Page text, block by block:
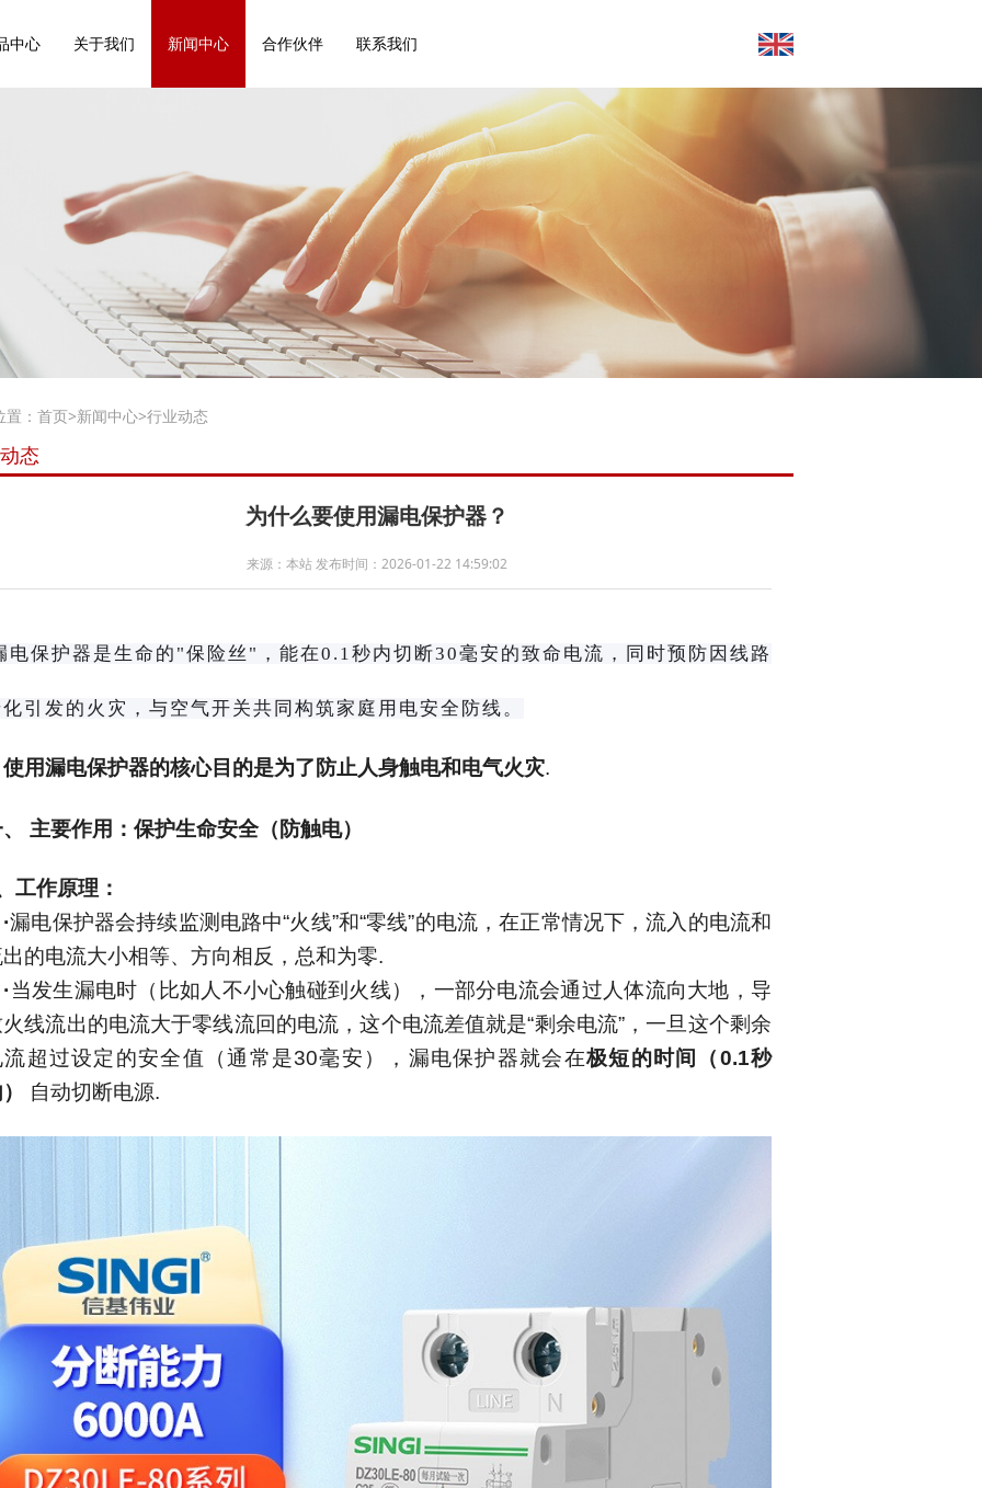
中心 关于我们 新闻中心 合作伙伴 联系我们
： 首页>新闻中心>行业动态
态
为什么要使用漏电保护器？
来源：本站 发布时间：2026-01-22 14:59:02
电保护器是生命的 "保险丝"，能在0.1秒内切断30毫安的致命电流，同时预防因线路
引发的火灾，与空气开关共同构筑家庭用电安全防线。
用漏电保护器的核心目的是为了防止人身触电和电气火灾.
主要作用：保护生命安全（防触电）
工作原理：
·漏电保护器会持续监测电路中“火线”和“零线”的电流，在正常情况下，流入的电流和
的电流大小相等、方向相反，总和为零.
·当发生漏电时（比如人不小心触碰到火线），一部分电流会通过人体流向大地，导
线流出的电流大于零线流回的电流，这个电流差值就是“剩余电流” ，一旦这个剩余
流超过设定的安全值（通常是30毫安），漏电保护器就会在极短的时间（0.1秒
自动切断电源.